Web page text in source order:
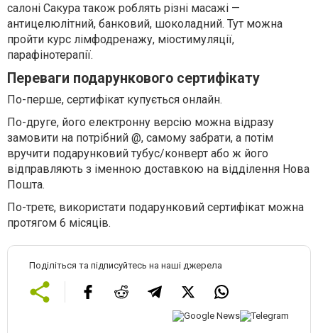
салоні Сакура також роблять різні масажі —
антицелюлітний, банковий, шоколадний. Тут можна
пройти курс лімфодренажу, міостимуляції,
парафінотерапії.
Переваги подарункового сертифікату
По-перше, сертифікат купується онлайн.
По-друге, його електронну версію можна відразу
замовити на потрібний @, самому забрати, а потім
вручити подарунковий тубус/конверт або ж його
відправляють з іменною доставкою на відділення Нова
Пошта.
По-третє, використати подарунковий сертифікат можна
протягом 6 місяців.
Поділіться та підписуйтесь на наші джерела